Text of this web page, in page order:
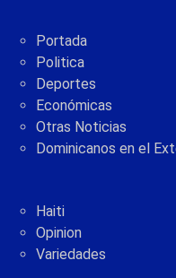
Portada
Politica
Deportes
Económicas
Otras Noticias
Dominicanos en el
Haiti
Opinion
Variedades